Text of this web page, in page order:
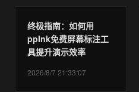
终极指南：如何用
ppInk免费屏幕标注工
具提升演示效率
2026/8/7 21:33:07